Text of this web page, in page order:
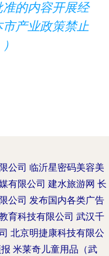
的内容开展经
产业政策禁止
公司 临沂星密码美容美
有限公司 建水旅游网 长
公司 发布国内各类广告
育科技有限公司 武汉千
北京明捷康科技有限公
米莱奇儿童用品（武